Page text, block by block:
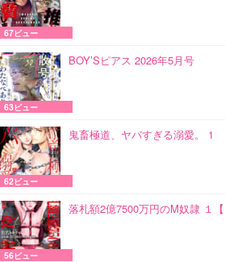
67ビュー
BOY’Sピアス 2026年5月号
63ビュー
鬼畜極道、ヤバすぎる溺愛。 1
62ビュー
落札額2億7500万円のM奴隷 １【
56ビュー